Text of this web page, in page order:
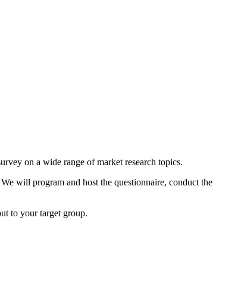
on a wide range of market research topics.
will program and host the questionnaire, conduct the
to your target group.